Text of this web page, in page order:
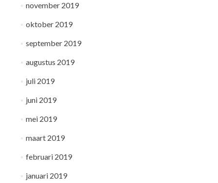
november 2019
oktober 2019
september 2019
augustus 2019
juli 2019
juni 2019
mei 2019
maart 2019
februari 2019
januari 2019